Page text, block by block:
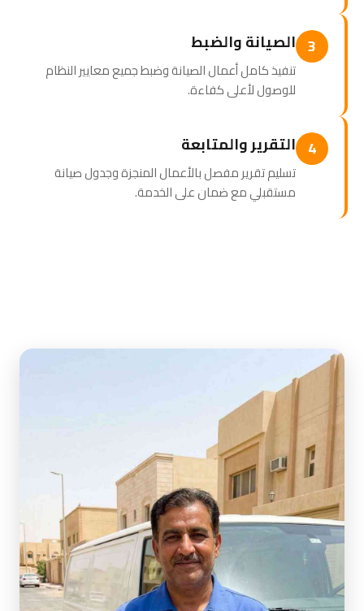
3 الصيانة والضبط
تنفيذ كامل أعمال الصيانة وضبط جميع معايير النظام
للوصول لأعلى كفاءة.
4 التقرير والمتابعة
تسليم تقرير مفصل بالأعمال المنجزة وجدول صيانة
مستقبلي مع ضمان على الخدمة.